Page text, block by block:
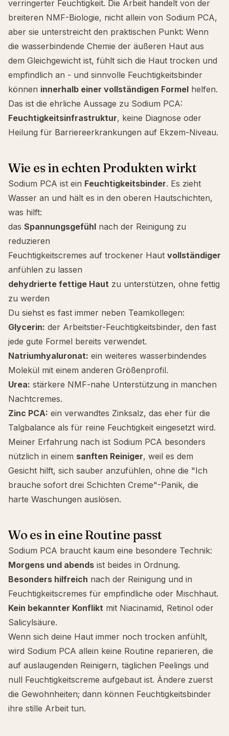
verringerter Feuchtigkeit. Die Arbeit handelt von der
breiteren NMF-Biologie, nicht allein von Sodium PCA,
aber sie unterstreicht den praktischen Punkt: Wenn
die wasserbindende Chemie der äußeren Haut aus
dem Gleichgewicht ist, fühlt sich die Haut trocken und
empfindlich an - und sinnvolle Feuchtigkeitsbinder
können innerhalb einer vollständigen Formel helfen.
Das ist die ehrliche Aussage zu Sodium PCA:
Feuchtigkeitsinfrastruktur, keine Diagnose oder
Heilung für Barriereerkrankungen auf Ekzem-Niveau.
Wie es in echten Produkten wirkt
Sodium PCA ist ein Feuchtigkeitsbinder. Es zieht
Wasser an und hält es in den oberen Hautschichten,
was hilft:
das Spannungsgefühl nach der Reinigung zu
reduzieren
Feuchtigkeitscremes auf trockener Haut vollständiger
anfühlen zu lassen
dehydrierte fettige Haut zu unterstützen, ohne fettig
zu werden
Du siehst es fast immer neben Teamkollegen:
Glycerin: der Arbeitstier-Feuchtigkeitsbinder, den fast
jede gute Formel bereits verwendet.
Natriumhyaluronat: ein weiteres wasserbindendes
Molekül mit einem anderen Größenprofil.
Urea: stärkere NMF-nahe Unterstützung in manchen
Nachtcremes.
Zinc PCA: ein verwandtes Zinksalz, das eher für die
Talgbalance als für reine Feuchtigkeit eingesetzt wird.
Meiner Erfahrung nach ist Sodium PCA besonders
nützlich in einem sanften Reiniger, weil es dem
Gesicht hilft, sich sauber anzufühlen, ohne die "Ich
brauche sofort drei Schichten Creme"-Panik, die
harte Waschungen auslösen.
Wo es in eine Routine passt
Sodium PCA braucht kaum eine besondere Technik:
Morgens und abends ist beides in Ordnung.
Besonders hilfreich nach der Reinigung und in
Feuchtigkeitscremes für empfindliche oder Mischhaut.
Kein bekannter Konflikt mit Niacinamid, Retinol oder
Salicylsäure.
Wenn sich deine Haut immer noch trocken anfühlt,
wird Sodium PCA allein keine Routine reparieren, die
auf auslaugenden Reinigern, täglichen Peelings und
null Feuchtigkeitscreme aufgebaut ist. Ändere zuerst
die Gewohnheiten; dann können Feuchtigkeitsbinder
ihre stille Arbeit tun.